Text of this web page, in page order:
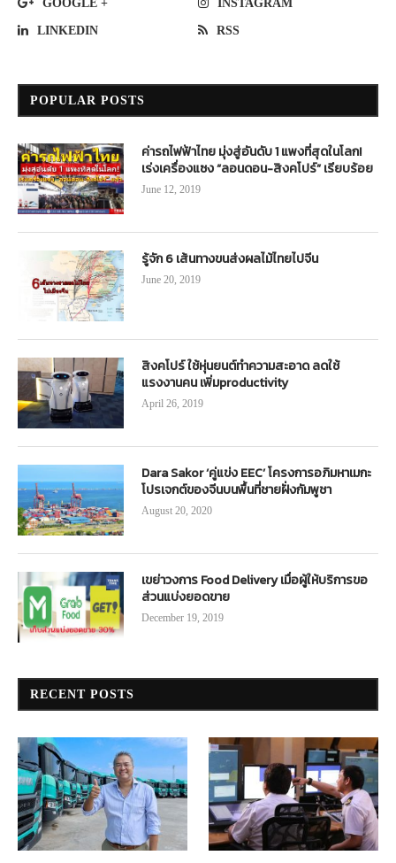
GOOGLE + INSTAGRAM
LINKEDIN RSS
POPULAR POSTS
ค่ารถไฟฟ้าไทย มุ่งสู่อันดับ 1 แพงที่สุดในโลก!
เร่งเครื่องแซง “ลอนดอน-สิงคโปร์” เรียบร้อย
June 12, 2019
รู้จัก 6 เส้นทางขนส่งผลไม้ไทยไปจีน
June 20, 2019
สิงคโปร์ ใช้หุ่นยนต์ทำความสะอาด ลดใช้
แรงงานคน เพิ่มproductivity
April 26, 2019
Dara Sakor ‘คู่แข่ง EEC’ โครงการอภิมหาเมกะ
โปรเจกต์ของจีนบนพื้นที่ชายฝั่งกัมพูชา
August 20, 2020
เขย่าวงการ Food Delivery เมื่อผู้ให้บริการขอ
ส่วนแบ่งยอดขาย
December 19, 2019
RECENT POSTS